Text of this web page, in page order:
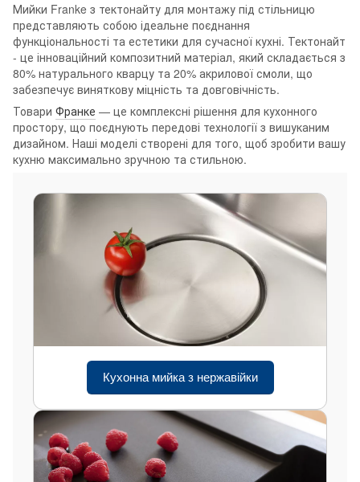
Мийки Franke з тектонайту для монтажу під стільницю
представляють собою ідеальне поєднання
функціональності та естетики для сучасної кухні. Тектонайт
- це інноваційний композитний матеріал, який складається з
80% натурального кварцу та 20% акрилової смоли, що
забезпечує виняткову міцність та довговічність.
Товари Франке — це комплексні рішення для кухонного
простору, що поєднують передові технології з вишуканим
дизайном. Наші моделі створені для того, щоб зробити вашу
кухню максимально зручною та стильною.
Кухонна мийка з нержавійки